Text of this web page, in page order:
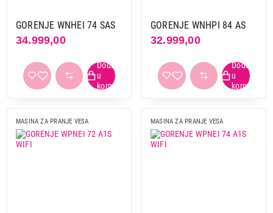
GORENJE WNHEI 74 SAS
34.999,00
GORENJE WNHPI 84 AS
32.999,00
MASINA ZA PRANJE VESA MASINA ZA PRANJE VESA
SAMSUNG WW8NK52E0VW/LE
Proizvod je dodat u korpu.